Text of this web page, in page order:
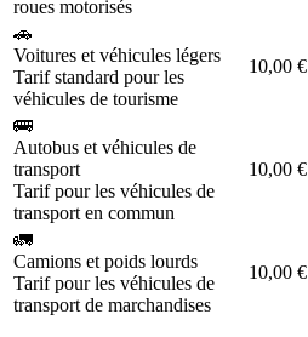
roues motorisés
🚗
Voitures et véhicules légers
Tarif standard pour les
véhicules de tourisme
10,00 €
🚌
Autobus et véhicules de
transport
Tarif pour les véhicules de
transport en commun
10,00 €
🚛
Camions et poids lourds
Tarif pour les véhicules de
transport de marchandises
10,00 €